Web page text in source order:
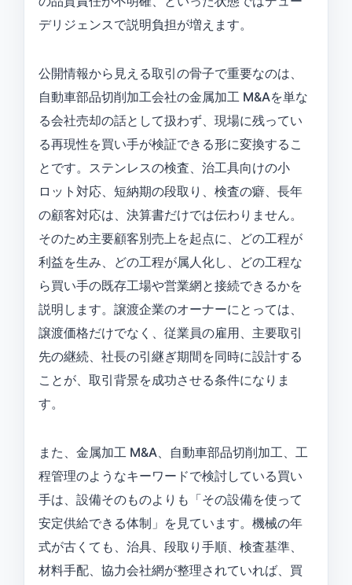
デリジェンスで説明負担が増えます。
公開情報から見える取引の骨子で重要なのは、
自動車部品切削加工会社の金属加工 M&Aを単な
る会社売却の話として扱わず、現場に残ってい
る再現性を買い手が検証できる形に変換するこ
とです。ステンレスの検査、治工具向けの小
ロット対応、短納期の段取り、検査の癖、長年
の顧客対応は、決算書だけでは伝わりません。
そのため主要顧客別売上を起点に、どの工程が
利益を生み、どの工程が属人化し、どの工程な
ら買い手の既存工場や営業網と接続できるかを
説明します。譲渡企業のオーナーにとっては、
譲渡価格だけでなく、従業員の雇用、主要取引
先の継続、社長の引継ぎ期間を同時に設計する
ことが、取引背景を成功させる条件になりま
す。
また、金属加工 M&A、自動車部品切削加工、工
程管理のようなキーワードで検討している買い
手は、設備そのものよりも「その設備を使って
安定供給できる体制」を見ています。機械の年
式が古くても、治具、段取り手順、検査基準、
材料手配、協力会社網が整理されていれば、買